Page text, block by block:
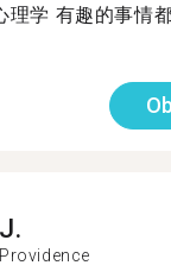
理学 有趣的事情
J.
Providence